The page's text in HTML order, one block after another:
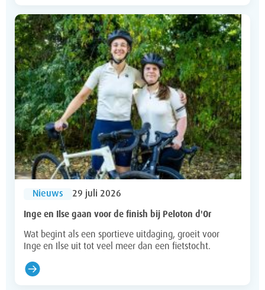
Nieuws 29 juli 2026
Inge en Ilse gaan voor de finish bij Peloton d'Or
Wat begint als een sportieve uitdaging, groeit voor
Inge en Ilse uit tot veel meer dan een fietstocht.